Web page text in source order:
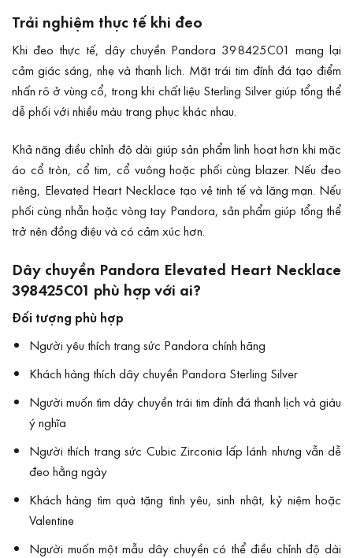
Trải nghiệm thực tế khi đeo
Khi đeo thực tế, dây chuyền Pandora 398425C01 mang lại
cảm giác sáng, nhẹ và thanh lịch. Mặt trái tim đính đá tạo điểm
nhấn rõ ở vùng cổ, trong khi chất liệu Sterling Silver giúp tổng thể
dễ phối với nhiều màu trang phục khác nhau.
Khả năng điều chỉnh độ dài giúp sản phẩm linh hoạt hơn khi mặc
áo cổ tròn, cổ tim, cổ vuông hoặc phối cùng blazer. Nếu đeo
riêng, Elevated Heart Necklace tạo vẻ tinh tế và lãng mạn. Nếu
phối cùng nhẫn hoặc vòng tay Pandora, sản phẩm giúp tổng thể
trở nên đồng điệu và có cảm xúc hơn.
Dây chuyền Pandora Elevated Heart Necklace
398425C01 phù hợp với ai?
Đối tượng phù hợp
Người yêu thích trang sức Pandora chính hãng
Khách hàng thích dây chuyền Pandora Sterling Silver
Người muốn tìm dây chuyền trái tim đính đá thanh lịch và giàu
ý nghĩa
Người thích trang sức Cubic Zirconia lấp lánh nhưng vẫn dễ
đeo hằng ngày
Khách hàng tìm quà tặng tình yêu, sinh nhật, kỷ niệm hoặc
Valentine
Người muốn một mẫu dây chuyền có thể điều chỉnh độ dài